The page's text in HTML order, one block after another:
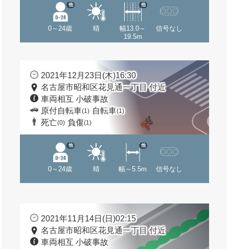
0～24歳
他
晴
幅13.0～
19.5m
他
信号なし
2021年12月23日(木)16:30
名古屋市昭和区花見通一丁目 付近
車両相互 小破事故
原付自転車(1) 自転車(1)
死亡(0) 負傷(1)
0～24歳
他
晴 幅～5.5m
他
信号なし
2021年11月14日(日)02:15
名古屋市昭和区花見通一丁目 付近
車両相互 小破事故